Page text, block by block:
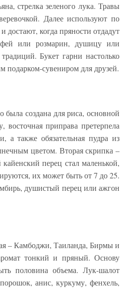
стрелка зеленого лука. Травы
Далее используют по
достают, когда пряности отдадут
или розмарин, душицу или
Букет гарни настолько
подарком-сувениром для друзей.
была создана для риса, основной
приправа претерпела
а также обязательная пудра из
цветом. Вторая скрипка –
перец стал маленькой,
их может быть от 7 до 25.
душистый перец или ажгон
– Камбоджи, Таиланда, Бирмы и
тонкий и пряный. Основу
половина объема. Лук-шалот
анис, куркуму, фенхель,